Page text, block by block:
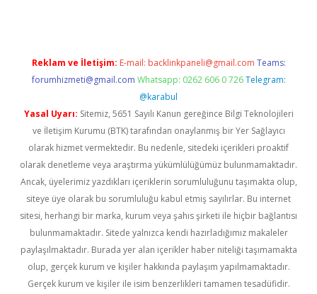
Reklam ve İletişim: E-mail: backlinkpaneli@gmail.com Teams:
forumhizmeti@gmail.com Whatsapp: 0262 606 0 726 Telegram:
@karabul
Yasal Uyarı: Sitemiz, 5651 Sayılı Kanun gereğince Bilgi Teknolojileri
ve İletişim Kurumu (BTK) tarafından onaylanmış bir Yer Sağlayıcı
olarak hizmet vermektedir. Bu nedenle, sitedeki içerikleri proaktif
olarak denetleme veya araştırma yükümlülüğümüz bulunmamaktadır.
Ancak, üyelerimiz yazdıkları içeriklerin sorumluluğunu taşımakta olup,
siteye üye olarak bu sorumluluğu kabul etmiş sayılırlar. Bu internet
sitesi, herhangi bir marka, kurum veya şahıs şirketi ile hiçbir bağlantısı
bulunmamaktadır. Sitede yalnızca kendi hazırladığımız makaleler
paylaşılmaktadır. Burada yer alan içerikler haber niteliği taşımamakta
olup, gerçek kurum ve kişiler hakkında paylaşım yapılmamaktadır.
Gerçek kurum ve kişiler ile isim benzerlikleri tamamen tesadüfidir.